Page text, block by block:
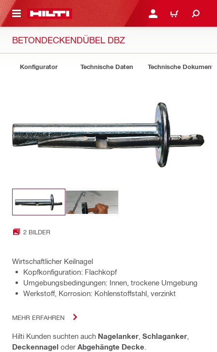
ANMELDEN ODER
WARENKORB
BETONDECKENDÜBEL DBZ
Konfigurator Technische Daten Technische Dokumente
2 BILDER
Wirtschaftlicher Keilnagel
Kopfkonfiguration: Flachkopf
Umgebungsbedingungen: Innen, trockene Umgebung
Werkstoff, Korrosion: Kohlenstoffstahl, verzinkt
MEHR ERFAHREN
Hilti Kunden suchten auch Nagelanker Schlaganker
Deckennagel oder Abgehängte Decke